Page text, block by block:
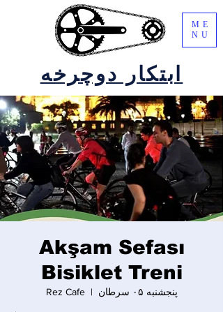
ابتکار دوچرخه
ME
NU
Akşam Sefası
Bisiklet Treni
پنجشنبه ۰۵ سرطان
  |
Rez Cafe